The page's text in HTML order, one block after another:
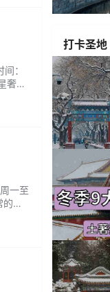
：
柔.
一至
有
打卡圣地